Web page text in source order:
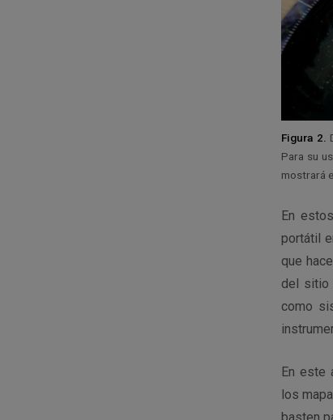
Figura 2.
Para su
mostrará
En
portátil
que
del sitio
como
En este
los